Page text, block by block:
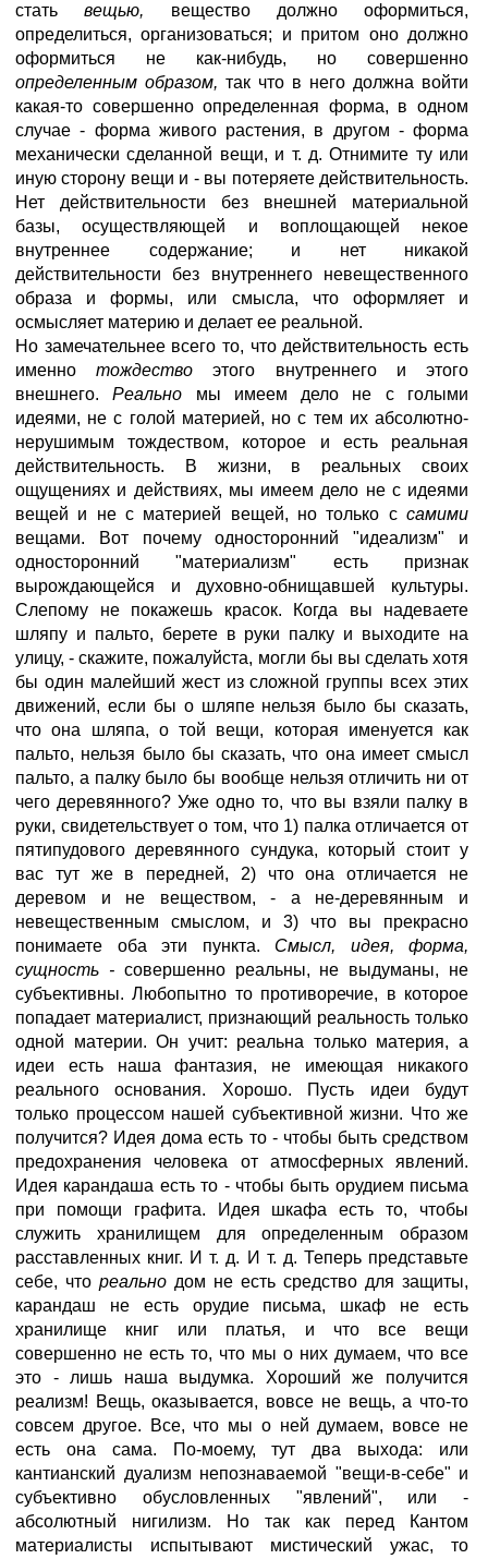
статьвещью, вещество должно оформиться,
определиться, организоваться; и притом оно должно
оформиться не как-нибудь, но совершенно
определенным образом, так что в него должна войти
какая-то совершенно определенная форма, в одном
случае - форма живого растения, в другом - форма
механически сделанной вещи, и т. д. Отнимите ту или
иную сторону вещи и - вы потеряете действительность.
Нет действительности без внешней материальной
базы, осуществляющей и воплощающей некое
внутреннее содержание; и нет никакой
действительности без внутреннего невещественного
образа и формы, или смысла, что оформляет и
осмысляет материю и делает ее реальной.
Но замечательнее всего то, что действительность есть
именнотождествоэтого внутреннего и этого
внешнего.Реально мы имеем дело не с голыми
идеями, не с голой материей, но с тем их абсолютно-
нерушимым тождеством, которое и есть реальная
действительность. В жизни, в реальных своих
ощущениях и действиях, мы имеем дело не с идеями
вещей и не с материей вещей, но только с самими
вещами. Вот почему односторонний "идеализм" и
односторонний "материализм" есть признак
вырождающейся и духовно-обнищавшей культуры.
Слепому не покажешь красок. Когда вы надеваете
шляпу и пальто, берете в руки палку и выходите на
улицу, - скажите, пожалуйста, могли бы вы сделать хотя
бы один малейший жест из сложной группы всех этих
движений, если бы о шляпе нельзя было бы сказать,
что она шляпа, о той вещи, которая именуется как
пальто, нельзя было бы сказать, что она имеет смысл
пальто, а палку было бы вообще нельзя отличить ни от
чего деревянного? Уже одно то, что вы взяли палку в
руки, свидетельствует о том, что 1) палка отличается от
пятипудового деревянного сундука, который стоит у
вас тут же в передней, 2) что она отличается не
деревом и не веществом, - а не-деревянным и
невещественным смыслом, и 3) что вы прекрасно
понимаете оба эти пункта. Смысл, идея, форма,
сущность - совершенно реальны, не выдуманы, не
субъективны. Любопытно то противоречие, в которое
попадает материалист, признающий реальность только
одной материи. Он учит: реальна только материя, а
идеи есть наша фантазия, не имеющая никакого
реального основания. Хорошо. Пусть идеи будут
только процессом нашей субъективной жизни. Что же
получится? Идея дома есть то - чтобы быть средством
предохранения человека от атмосферных явлений.
Идея карандаша есть то - чтобы быть орудием письма
при помощи графита. Идея шкафа есть то, чтобы
служить хранилищем для определенным образом
расставленных книг. И т. д. И т. д. Теперь представьте
себе, что реально дом не есть средство для защиты,
карандаш не есть орудие письма, шкаф не есть
хранилище книг или платья, и что все вещи
совершенно не есть то, что мы о них думаем, что все
это - лишь наша выдумка. Хороший же получится
реализм! Вещь, оказывается, вовсе не вещь, а что-то
совсем другое. Все, что мы о ней думаем, вовсе не
есть она сама. По-моему, тут два выхода: или
кантианский дуализм непознаваемой "вещи-в-себе" и
субъективно обусловленных "явлений", или -
абсолютный нигилизм. Но так как перед Кантом
материалисты испытывают мистический ужас, то